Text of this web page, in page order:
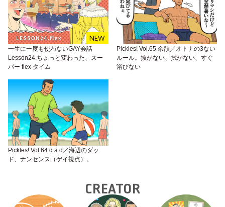
一生に一度も使わないGAY会話
Lesson24.ちょっと変わった、スー
パー flex タイム
Pickles! Vol.65 余韻／オトナの3ない
ルール。抜かない、拭かない、すぐ
浴びない
Pickles! Vol.64 d a d／海辺のダッ
ド、ナンセンス（ゲイ視点）。
CREATOR